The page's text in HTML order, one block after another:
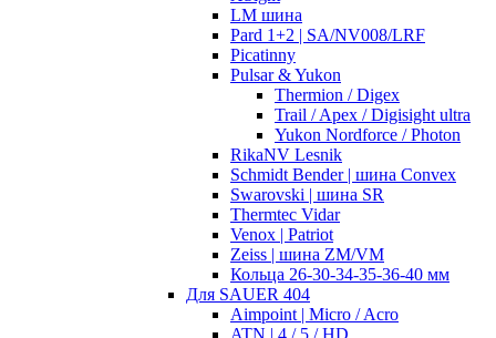
LM шина
Pard 1+2 | SA/NV008/LRF
Picatinny
Pulsar & Yukon
Thermion / Digex
Trail / Apex / Digisight ultra
Yukon Nordforce / Photon
RikaNV Lesnik
Schmidt Bender | шина Convex
Swarovski | шина SR
Thermtec Vidar
Venox | Patriot
Zeiss | шина ZM/VM
Кольца 26-30-34-35-36-40 мм
Для SAUER 404
Aimpoint | Micro / Acro
ATN | 4 / 5 / HD